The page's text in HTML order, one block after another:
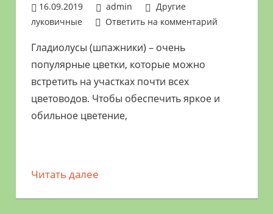
16.09.2019 admin
Другие
луковичные
Ответить на комментарий
Гладиолусы (шпажники) – очень
популярные цветки, которые можно
встретить на участках почти всех
цветоводов. Чтобы обеспечить яркое и
обильное цветение,
Читать далее